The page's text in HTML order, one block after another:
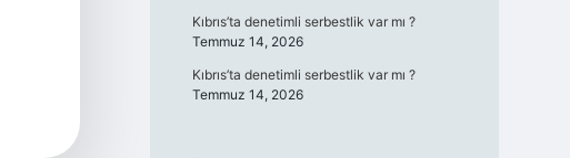
Kıbrıs’ta denetimli serbestlik var mı ?
Temmuz 14, 2026
Kıbrıs’ta denetimli serbestlik var mı ?
Temmuz 14, 2026